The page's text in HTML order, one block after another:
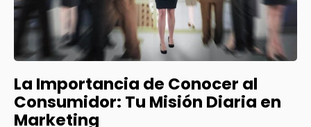
La Importancia de Conocer al
Consumidor: Tu Misión Diaria en
Marketing